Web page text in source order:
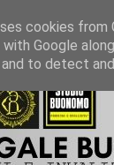
cookies from
with Google
to detect and